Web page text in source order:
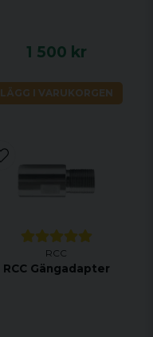
1 500 kr
LÄGG I VARUKORGEN
RCC
RCC Gängadapter